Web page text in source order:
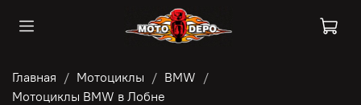
Главная Мотоциклы
BMW
Мотоциклы BMW в Лобне